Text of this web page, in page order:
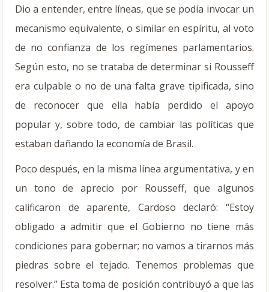
Dio a entender, entre líneas, que se podía invocar un
mecanismo equivalente, o similar en espíritu, al voto
de no confianza de los regímenes parlamentarios.
Según esto, no se trataba de determinar si Rousseff
era culpable o no de una falta grave tipificada, sino
de reconocer que ella había perdido el apoyo
popular y, sobre todo, de cambiar las políticas que
estaban dañando la economía de Brasil.
Poco después, en la misma línea argumentativa, y en
un tono de aprecio por Rousseff, que algunos
calificaron de aparente, Cardoso declaró: “Estoy
obligado a admitir que el Gobierno no tiene más
condiciones para gobernar; no vamos a tirarnos más
piedras sobre el tejado. Tenemos problemas que
resolver.” Esta toma de posición contribuyó a que las